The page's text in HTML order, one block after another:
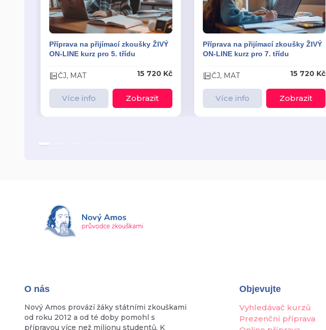
Příprava na přijímací zkoušky ŽIVÝ
ON-LINE kurz pro 5. třídu
ČJ, MAT 15 720 Kč
Více info Zobrazit
Příprava na přijímací zkoušky ŽIVÝ
ON-LINE kurz pro 7. třídu
ČJ, MAT 15 720 Kč
Více info Zobrazit
O nás
Nový Amos provází žáky státními zkouškami
od roku 2012 a od té doby pomohl s
přípravou více než milionu studentů. K
Objevujte
Vyhledávač kurzů
Prezenční příprava